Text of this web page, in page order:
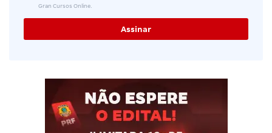
Gran Cursos Online.